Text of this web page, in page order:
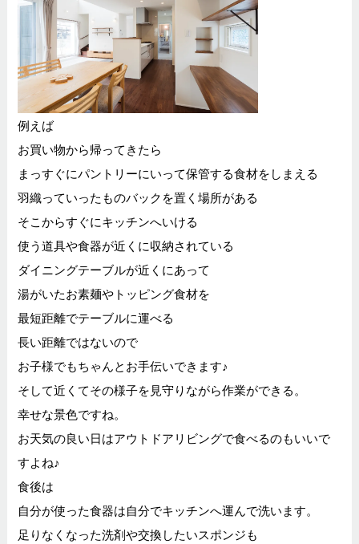
例えば
お買い物から帰ってきたら
まっすぐにパントリーにいって保管する食材をしまえる
羽織っていったものバックを置く場所がある
そこからすぐにキッチンへいける
使う道具や食器が近くに収納されている
ダイニングテーブルが近くにあって
湯がいたお素麺やトッピング食材を
最短距離でテーブルに運べる
長い距離ではないので
お子様でもちゃんとお手伝いできます♪
そして近くてその様子を見守りながら作業ができる。
幸せな景色ですね。
お天気の良い日はアウトドアリビングで食べるのもいいで
すよね♪
食後は
自分が使った食器は自分でキッチンへ運んで洗います。
足りなくなった洗剤や交換したいスポンジも